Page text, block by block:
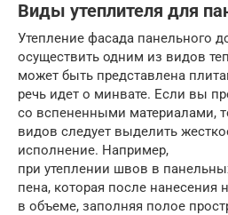
Виды утеплителя для
Утепление фасада панельного
осуществить одним из видов
может быть представлена
речь идет о минвате. Если вы
со вспененными материалами,
видов следует выделить
исполнение. Например,
при утеплении швов в
пена, которая после нанесения
в объеме, заполняя полое